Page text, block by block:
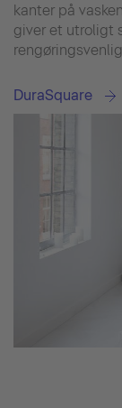
kanter på
giver et utroligt
DuraSquare